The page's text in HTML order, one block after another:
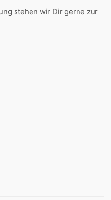
stehen wir Dir gerne zur